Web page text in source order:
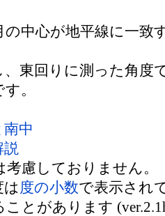
の中心が地平線に一致
、東回りに測った角度
。
南中
説
考慮しておりません。
は 度の小数で表示され
とがあります